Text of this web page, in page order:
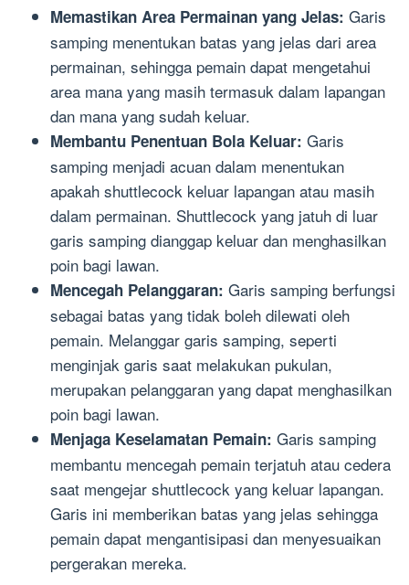
Memastikan Area Permainan yang Jelas: Garis
samping menentukan batas yang jelas dari area
permainan, sehingga pemain dapat mengetahui
area mana yang masih termasuk dalam lapangan
dan mana yang sudah keluar.
Membantu Penentuan Bola Keluar: Garis
samping menjadi acuan dalam menentukan
apakah shuttlecock keluar lapangan atau masih
dalam permainan. Shuttlecock yang jatuh di luar
garis samping dianggap keluar dan menghasilkan
poin bagi lawan.
Mencegah Pelanggaran: Garis samping berfungsi
sebagai batas yang tidak boleh dilewati oleh
pemain. Melanggar garis samping, seperti
menginjak garis saat melakukan pukulan,
merupakan pelanggaran yang dapat menghasilkan
poin bagi lawan.
Menjaga Keselamatan Pemain: Garis samping
membantu mencegah pemain terjatuh atau cedera
saat mengejar shuttlecock yang keluar lapangan.
Garis ini memberikan batas yang jelas sehingga
pemain dapat mengantisipasi dan menyesuaikan
pergerakan mereka.